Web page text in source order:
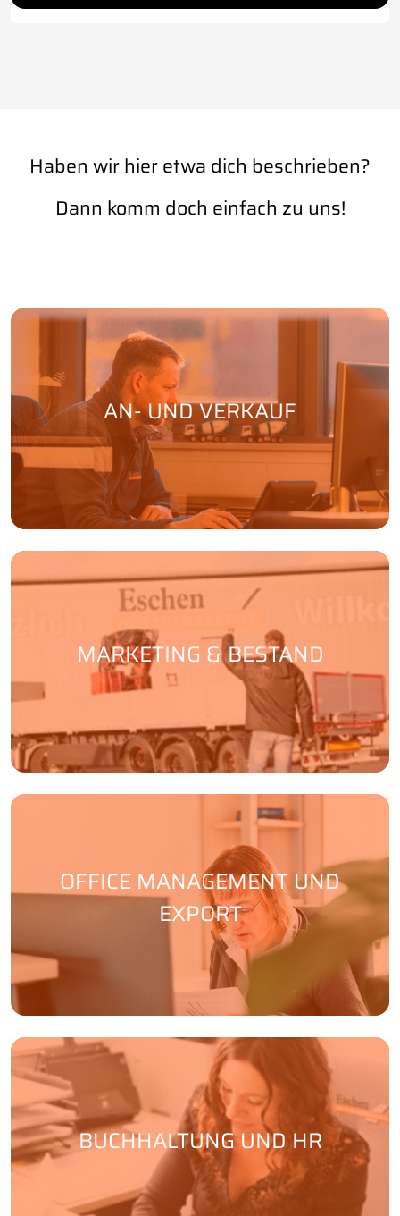
Haben wir hier etwa dich beschrieben?
Dann komm doch einfach zu uns!
AN- UND VERKAUF
MARKETING & BESTAND
OFFICE MANAGEMENT UND
EXPORT
BUCHHALTUNG UND HR